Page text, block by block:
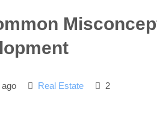
Real Estate 2